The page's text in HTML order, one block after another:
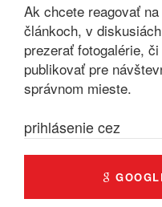
Ak chcete reagovať
článkoch, v
prezerať fotogalérie,
publikovať pre
správnom mieste.
prihlásenie cez